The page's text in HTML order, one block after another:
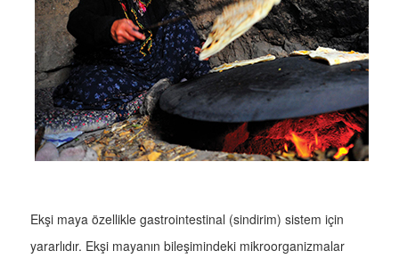
Ekşi maya özellikle gastrointestinal (sindirim) sistem için
yararlıdır. Ekşi mayanın bileşimindeki mikroorganizmalar